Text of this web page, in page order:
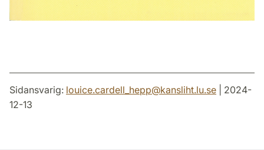
Sidansvarig: louice.cardell_hepp@kansliht.lu.se | 2024-
12-13